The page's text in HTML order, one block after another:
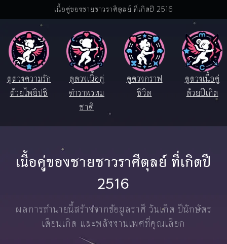
เนื้อคู่ของชายชาวราศีตุลย์ ที่เกิดปี 2516
ดูดวงความรัก
ด้วยไพ่ยิปซี
ดูดวงเนื้อคู่
ตำราพรหม
ชาติ
ดูดวงกราฟ
ชีวิต
ดูดวงเนื้อคู่
ด้วยปีเกิด
เนื้อคู่ของชายชาวราศีตุลย์ ที่เกิดปี
2516
ผลการทำนายนี้สร้างจากข้อมูลราศี วันเกิด ปีนักษัตร
เดือนเกิด และพลังงานเพศที่คุณเลือก